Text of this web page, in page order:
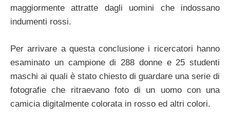
maggiormente attratte dagli uomini che indossano
indumenti rossi.
Per arrivare a questa conclusione i ricercatori hanno
esaminato un campione di 288 donne e 25 studenti
maschi ai quali è stato chiesto di guardare una serie di
fotografie che ritraevano foto di un uomo con una
camicia digitalmente colorata in rosso ed altri colori.